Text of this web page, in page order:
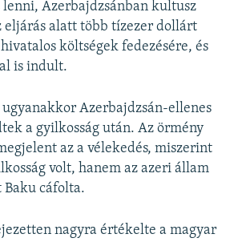
lenni, Azerbajdzsánban kultusz
eljárás alatt több tízezer dollárt
költségek fedezésére, és
is indult.
ugyanakkor Azerbajdzsán-ellenes
a gyilkosság után. Az örmény
az a vélekedés, miszerint
volt, hanem az azeri állam
Baku cáfolta.
nagyra értékelte a magyar